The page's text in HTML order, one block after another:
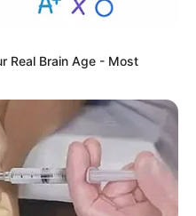
મીડિયા પર શિલ્પાએ
છે.
Real Brain Age - Most